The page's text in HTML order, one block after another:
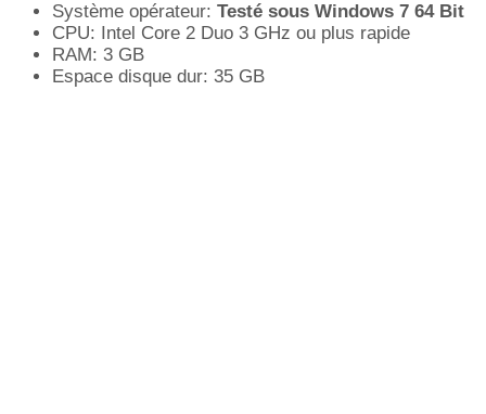
Système opérateur: Testé sous Windows 7 64 Bit
CPU: Intel Core 2 Duo 3 GHz ou plus rapide
RAM: 3 GB
Espace disque dur: 35 GB